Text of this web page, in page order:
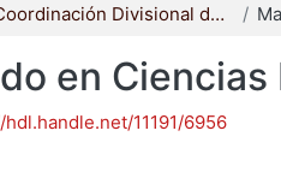
Coordinación Divisional de Posgrado
en Ciencias
11191/6956